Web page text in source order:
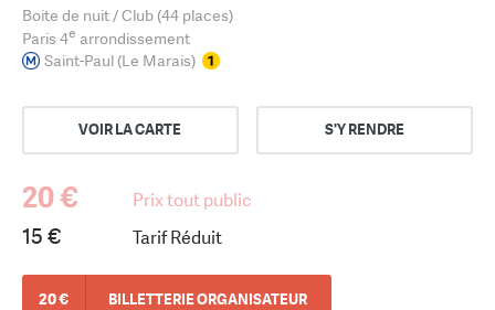
Boite de nuit / Club (44 places)
Paris 4e arrondissement
Saint-Paul (Le Marais)
VOIR LA CARTE S'Y RENDRE
20 € Prix tout public
15 € Tarif Réduit
20 € BILLETTERIE ORGANISATEUR